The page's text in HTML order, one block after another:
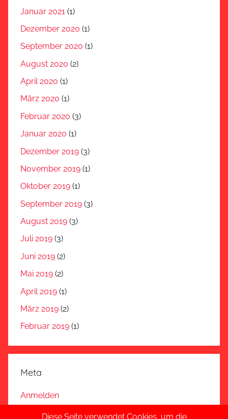
Januar 2021 (1)
Dezember 2020 (1)
September 2020 (1)
August 2020 (2)
April 2020 (1)
März 2020 (1)
Februar 2020 (3)
Januar 2020 (1)
Dezember 2019 (3)
November 2019 (1)
Oktober 2019 (1)
September 2019 (3)
August 2019 (3)
Juli 2019 (3)
Juni 2019 (2)
Mai 2019 (2)
April 2019 (1)
März 2019 (2)
Februar 2019 (1)
Meta
Anmelden
Eintrags-Feed
Diese Seite verwendet Cookies, um die